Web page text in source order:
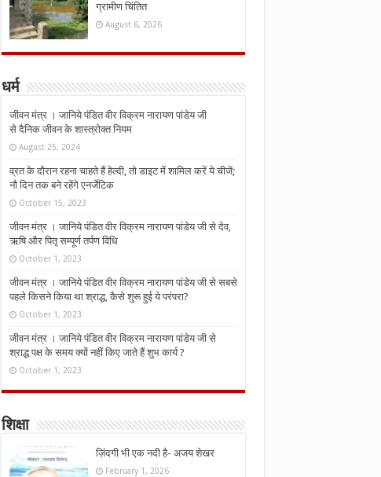
ग्रामीण चिंतित
August 6, 2026
धर्म
जीवन मंत्र । जानिये पंडित वीर विक्रम नारायण पांडेय जी
से दैनिक जीवन के शास्त्रोक्त नियम
August 25, 2024
व्रत के दौरान रहना चाहते हैं हेल्दी, तो डाइट में शामिल करें ये चीजें;
नौ दिन तक बने रहेंगे एनर्जेटिक
October 15, 2023
जीवन मंत्र । जानिये पंडित वीर विक्रम नारायण पांडेय जी से देव,
ऋषि और पितृ सम्पूर्ण तर्पण विधि
October 1, 2023
जीवन मंत्र । जानिये पंडित वीर विक्रम नारायण पांडेय जी से सबसे
पहले किसने किया था श्राद्ध, कैसे शुरू हुई ये परंपरा?
October 1, 2023
जीवन मंत्र । जानिये पंडित वीर विक्रम नारायण पांडेय जी से
श्राद्ध पक्ष के समय क्यों नहीं किए जाते हैं शुभ कार्य ?
October 1, 2023
शिक्षा
ज़िंदगी भी एक नदी है- अजय शेखर
February 1, 2026